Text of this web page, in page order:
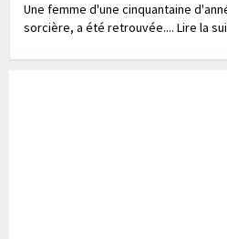
Une femme d'une cinquantaine
sorcière, a été retrouvée.... Lire la